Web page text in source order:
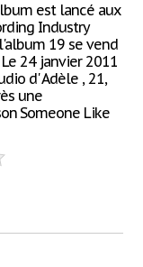
est lancé aux
Industry
19 se vend
24 janvier 2011
d' Adèle , 21,
une
Someone Like